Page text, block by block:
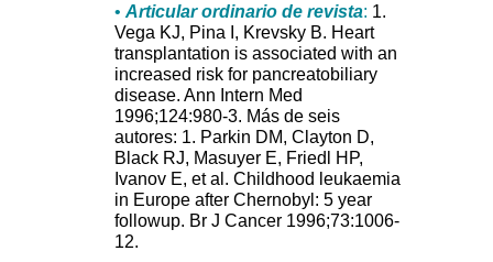
• Articular ordinario de revista: 1.
Vega KJ, Pina I, Krevsky B. Heart
transplantation is associated with an
increased risk for pancreatobiliary
disease. Ann Intern Med
1996;124:980-3. Más de seis
autores: 1. Parkin DM, Clayton D,
Black RJ, Masuyer E, Friedl HP,
Ivanov E, et al. Childhood leukaemia
in Europe after Chernobyl: 5 year
followup. Br J Cancer 1996;73:1006-
12.